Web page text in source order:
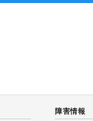
障害情報